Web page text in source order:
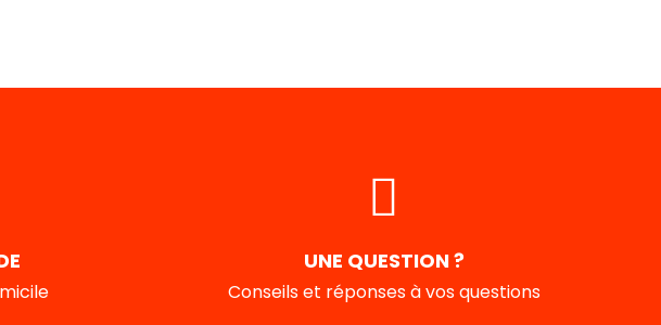
UNE QUESTION ?
Conseils et réponses à vos questions